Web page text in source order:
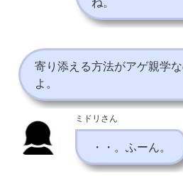
寄り添える方法がアゲ親学
よ。
ミドリさん
・・。ふーん。